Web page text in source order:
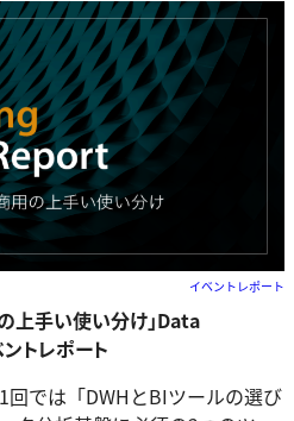
・商用の上手い使い分け」
ベントレポート
イベントレポート
上手い使い分け」Data
トレポート
では「DWHとBIツールの選び